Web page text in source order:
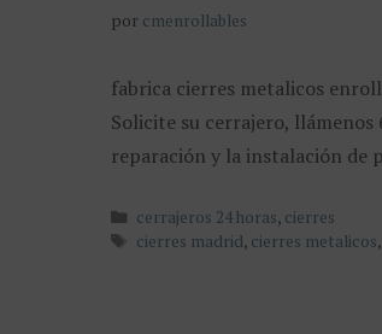
por cmenrollables
fabrica cierres metalicos
Solicite su cerrajero, llámenos
reparación y la instalación de
Categorías
cerrajeros 24 horas, cierres
Etiquetas
cierres madrid, cierres metalicos,